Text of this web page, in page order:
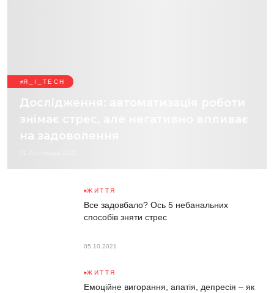
Я_І_TECH
Дослідження: автоматизація роботи
знімає стрес, але негативно впливає
на задоволення
ЖИТТЯ
Все задовбало? Ось 5 небанальних
способів зняти стрес
05.10.2021
ЖИТТЯ
Емоційне вигорання, апатія, депресія – як